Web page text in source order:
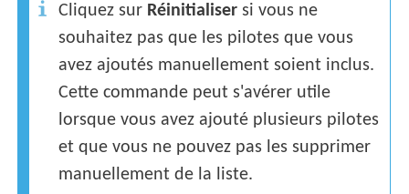
Cliquez sur Réinitialiser si vous ne
souhaitez pas que les pilotes que vous
avez ajoutés manuellement soient inclus.
Cette commande peut s'avérer utile
lorsque vous avez ajouté plusieurs pilotes
et que vous ne pouvez pas les supprimer
manuellement de la liste.